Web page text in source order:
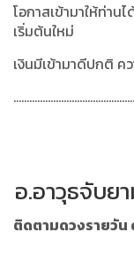
โอกาสเข้ามาให้ท่าน
เริ่มต้นใหม่
เงินมีเข้ามาดีปกติ
อ.อาวุธจับ
ติดตามดวงรายวัน